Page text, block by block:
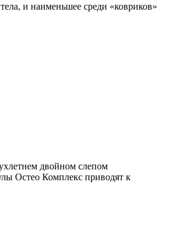
и наименьшее среди «ковриков»
двойном слепом
Остео Комплекс приводят к